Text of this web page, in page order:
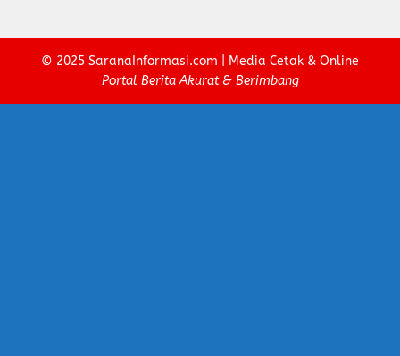
© 2025 SaranaInformasi.com | Media Cetak & Online
Portal Berita Akurat & Berimbang